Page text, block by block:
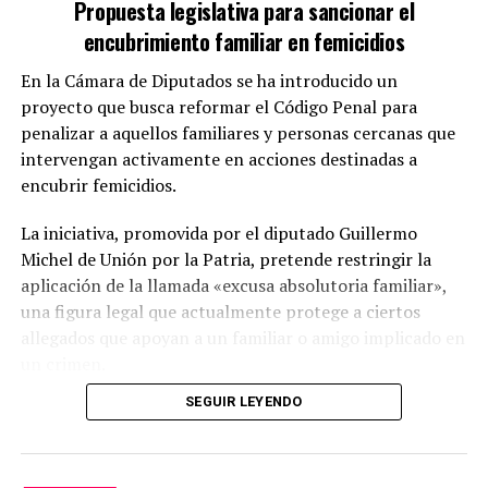
Esta «prueba nueva también permitió constatar que los
por el tipo penal previsto en el art. 303 del Código
Penal», el lavado de activos.
«Si se tiene en cuenta que todo el dinero aplicado a los
contratos de locación investigados siempre se movió
fondos fueron debidamente contabilizados, que los
balances de las sociedades involucradas fueron
auditados por empresas de prestigio internacional y,
además, que se tributaron todos los impuestos
Propuesta legislativa para sancionar el
encubrimiento familiar en femicidios
En la Cámara de Diputados se ha introducido un
proyecto que busca reformar el Código Penal para
penalizar a aquellos familiares y personas cercanas que
intervengan activamente en acciones destinadas a
encubrir femicidios.
La iniciativa, promovida por el diputado Guillermo
Michel de Unión por la Patria, pretende restringir la
aplicación de la llamada «excusa absolutoria familiar»,
una figura legal que actualmente protege a ciertos
Modificaciones propuestas
El proyecto sugiere una enmienda al artículo 277, inciso
SEGUIR LEYENDO